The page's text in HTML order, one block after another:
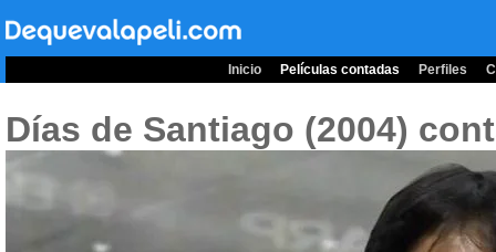
Inicio Películas contadas Perfiles
Días de Santiago (2004)